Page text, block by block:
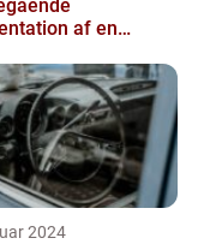
af en
2024